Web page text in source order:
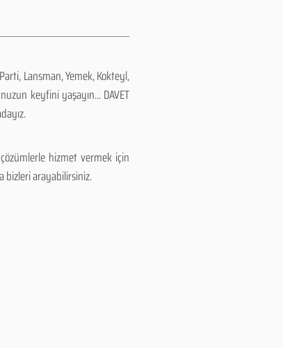
Lansman, Yemek, Kokteyl,
keyfini yaşayın... DAVET
çözümlerle hizmet vermek için
bizleri arayabilirsiniz.